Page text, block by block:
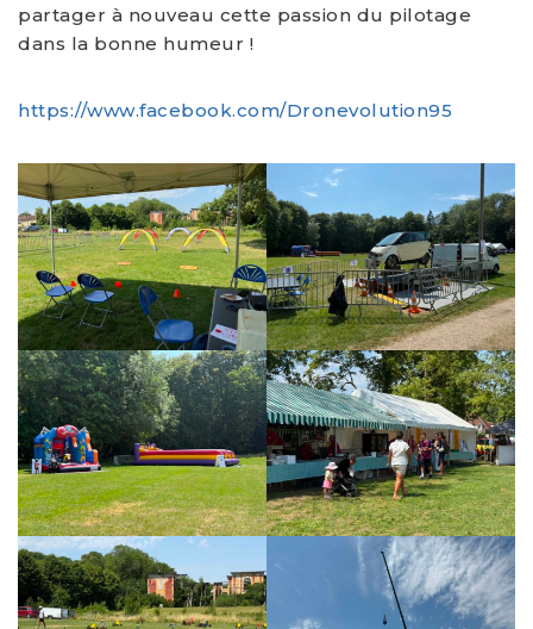
partager à nouveau cette passion du pilotage
dans la bonne humeur !
https://www.facebook.com/Dronevolution95